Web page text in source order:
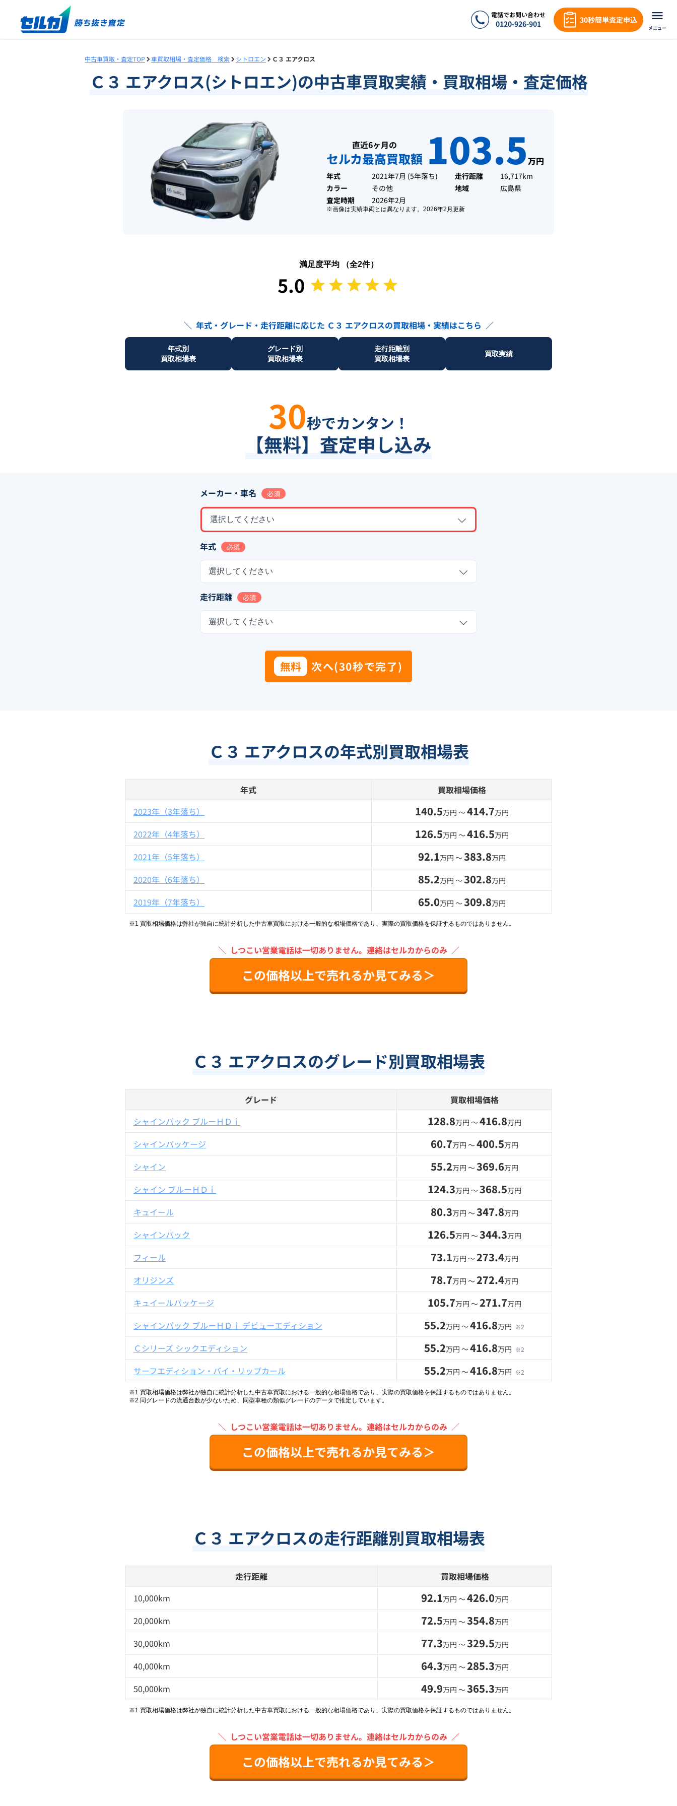
電話でお問い合わせ
0120-926-901 30秒簡単査定申込
メニュー
中古車買取・査定TOP 車買取相場・査定価格 検索 シトロエン Ｃ３ エアクロス
Ｃ３ エアクロス(シトロエン)の中古車買取実績・買取相場・査定価格
直近6ヶ月の
セルカ最高買取額 103.5万円
年式 2021年7月 (5年落ち) 走行距離
16,717km
カラー
その他 地域
広島県
査定時期
2026年2月
※画像は実績車両とは異なります。 2026年2月 更新
満足度平均 （全2件）
5.0
＼ 年式・グレード・走行距離に応じた Ｃ３ エアクロスの買取相場・実績はこちら ／
年式別
買取相場表
グレード別
買取相場表
走行距離別
買取相場表
買取実績
30秒でカンタン！
【無料】査定申し込み
メーカー・車名 必須
選択してください
年式 必須
選択してください
走行距離 必須
選択してください
無料 次へ(30秒で完了)
Ｃ３ エアクロスの年式別買取相場表
年式
買取相場価格
2023年（3年落ち）
140.5万円 〜414.7万円
2022年（4年落ち） 126.5万円 〜416.5万円
2021年（5年落ち） 92.1万円 〜383.8万円
2020年（6年落ち） 85.2万円 〜302.8万円
2019年（7年落ち） 65.0万円 〜309.8万円
※1 買取相場価格は弊社が独自に統計分析した中古車買取における一般的な相場価格であり、実際の買取価格を保証するものではありません。
＼ しつこい営業電話は一切ありません。 連絡はセルカからのみ ／
この価格以上で売れるか見てみる＞
Ｃ３ エアクロスのグレード別買取相場表
グレード
買取相場価格
シャインパック ブルーＨＤｉ
128.8万円 〜416.8万円
シャインパッケージ 60.7万円 〜400.5万円
シャイン 55.2万円 〜369.6万円
シャイン ブルーＨＤｉ 124.3万円 〜368.5万円
キュイール 80.3万円 〜347.8万円
シャインパック 126.5万円 〜344.3万円
フィール 73.1万円 〜273.4万円
オリジンズ 78.7万円 〜272.4万円
キュイールパッケージ 105.7万円 〜271.7万円
シャインパック ブルーＨＤｉ デビューエディション 55.2万円 〜416.8万円 ※2
Ｃシリーズ シックエディション 55.2万円 〜416.8万円 ※2
サーフエディション・バイ・リップカール 55.2万円 〜416.8万円 ※2
※1 買取相場価格は弊社が独自に統計分析した中古車買取における一般的な相場価格であり、実際の買取価格を保証するものではありません。
※2 同グレードの流通台数が少ないため、同型車種の類似グレードのデータで推定しています。
＼ しつこい営業電話は一切ありません。 連絡はセルカからのみ ／
この価格以上で売れるか見てみる＞
Ｃ３ エアクロスの走行距離別買取相場表
走行距離
買取相場価格
10,000km
92.1万円 〜426.0万円
20,000km 72.5万円 〜354.8万円
30,000km 77.3万円 〜329.5万円
40,000km 64.3万円 〜285.3万円
50,000km 49.9万円 〜365.3万円
※1 買取相場価格は弊社が独自に統計分析した中古車買取における一般的な相場価格であり、実際の買取価格を保証するものではありません。
＼ しつこい営業電話は一切ありません。 連絡はセルカからのみ ／
この価格以上で売れるか見てみる＞